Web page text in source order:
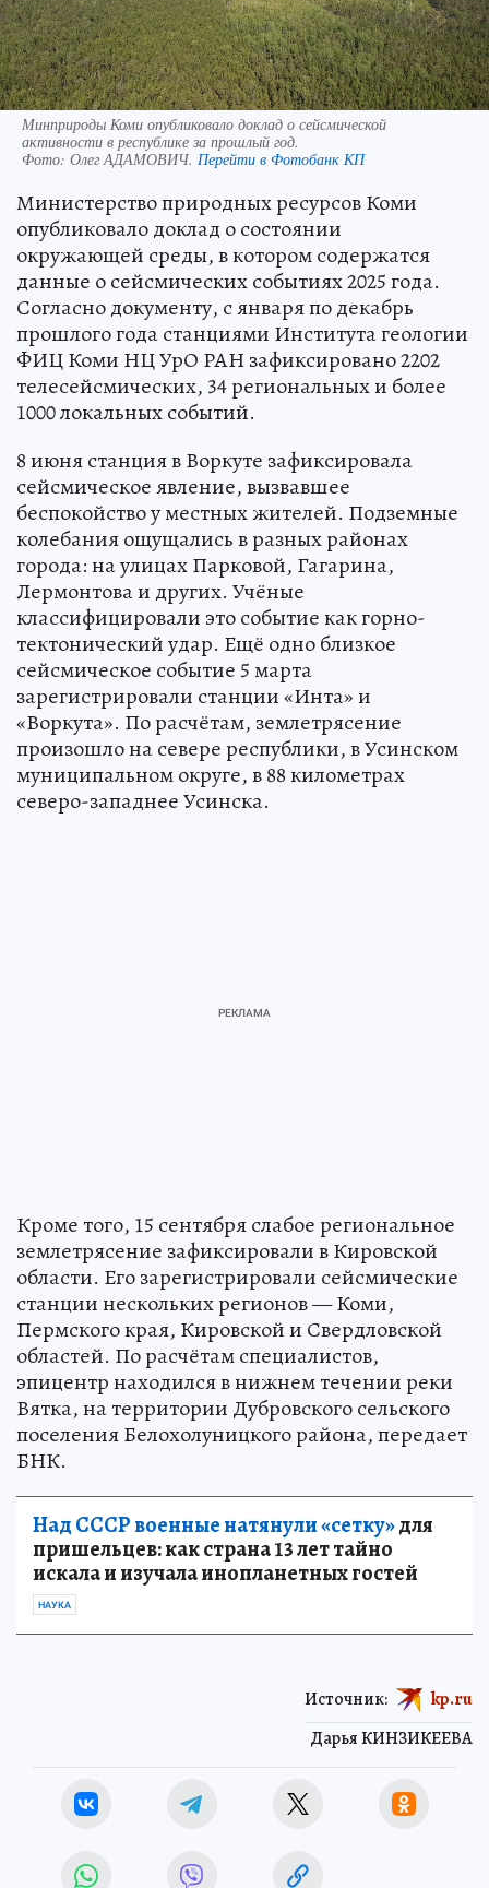
Минприроды Коми опубликовало доклад о сейсмической
активности в республике за прошлый год.
Фото: Олег АДАМОВИЧ. Перейти в Фотобанк КП
Министерство природных ресурсов Коми
опубликовало доклад о состоянии
окружающей среды, в котором содержатся
данные о сейсмических событиях 2025 года.
Согласно документу, с января по декабрь
прошлого года станциями Института геологии
ФИЦ Коми НЦ УрО РАН зафиксировано 2202
телесейсмических, 34 региональных и более
1000 локальных событий.
8 июня станция в Воркуте зафиксировала
сейсмическое явление, вызвавшее
беспокойство у местных жителей. Подземные
колебания ощущались в разных районах
города: на улицах Парковой, Гагарина,
Лермонтова и других. Учёные
классифицировали это событие как горно-
тектонический удар. Ещё одно близкое
сейсмическое событие 5 марта
зарегистрировали станции «Инта» и
«Воркута». По расчётам, землетрясение
произошло на севере республики, в Усинском
муниципальном округе, в 88 километрах
северо-западнее Усинска.
Кроме того, 15 сентября слабое региональное
землетрясение зафиксировали в Кировской
области. Его зарегистрировали сейсмические
станции нескольких регионов — Коми,
Пермского края, Кировской и Свердловской
областей. По расчётам специалистов,
эпицентр находился в нижнем течении реки
Вятка, на территории Дубровского сельского
поселения Белохолуницкого района, передает
БНК.
Над СССР военные натянули «сетку»для
пришельцев: как страна 13 лет тайно
искала и изучала инопланетных гостей
НАУКА
Дарья КИНЗИКЕЕВА
Источник: kp.ru